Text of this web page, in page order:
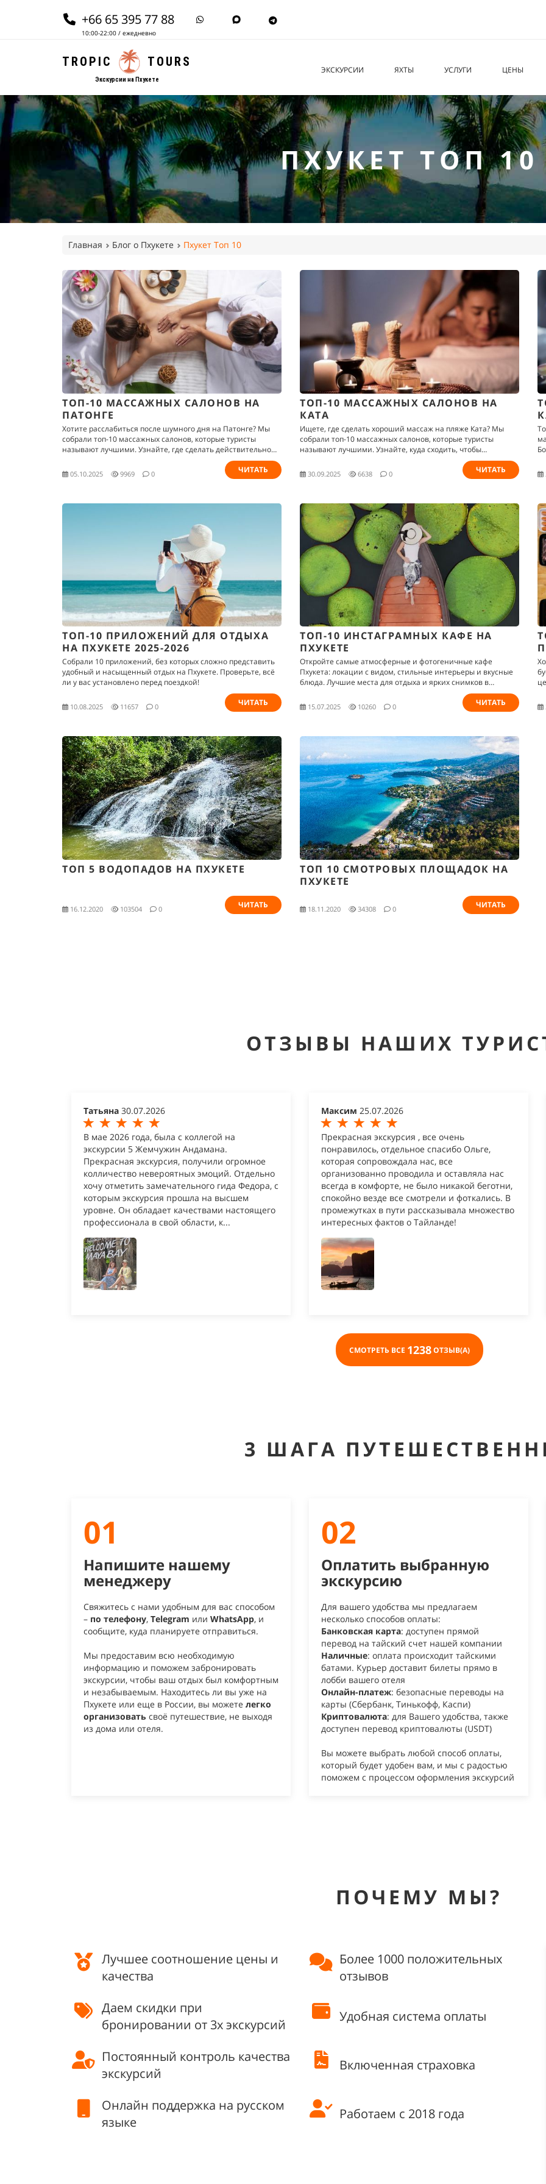
+66 65 395 77 88
10:00-22:00 / ежедневно
TROPIC TOURS
Экскурсии на Пхукете
ЭКСКУРСИИ ЯХТЫ УСЛУГИ ЦЕНЫ
ПХУКЕТ ТОП 10
Главная Блог о Пхукете Пхукет Топ 10
ТОП-10 МАССАЖНЫХ САЛОНОВ НА
ПАТОНГЕ
Хотите расслабиться после шумного дня на Патонге? Мы
собрали топ-10 массажных салонов, которые туристы
называют лучшими. Узнайте, где сделать действительно
качественный массаж и зарядиться энергией перед новым
днём отдыха.
05.10.2025 9969 0 ЧИТАТЬ
ТОП-10 МАССАЖНЫХ САЛОНОВ НА
КАТА
Ищете, где сделать хороший массаж на пляже Ката? Мы
собрали топ-10 массажных салонов, которые туристы
называют лучшими. Узнайте, куда сходить, чтобы
расслабиться после пляжа и насладиться настоящим
тайским массажем в уютной обстановке.
30.09.2025 6638 0 ЧИТАТЬ
ТОП-10 ПРИЛОЖЕНИЙ ДЛЯ ОТДЫХА
НА ПХУКЕТЕ 2025-2026
Собрали 10 приложений, без которых сложно представить
удобный и насыщенный отдых на Пхукете. Проверьте, всё
ли у вас установлено перед поездкой!
10.08.2025 11657 0 ЧИТАТЬ
ТОП-10 ИНСТАГРАМНЫХ КАФЕ НА
ПХУКЕТЕ
Откройте самые атмосферные и фотогеничные кафе
Пхукета: локации с видом, стильные интерьеры и вкусные
блюда. Лучшие места для отдыха и ярких снимков в
15.07.2025 10260 0 ЧИТАТЬ
ТОП 5 ВОДОПАДОВ НА ПХУКЕТЕ
16.12.2020 103504 0 ЧИТАТЬ
ТОП 10 СМОТРОВЫХ ПЛОЩАДОК НА
ПХУКЕТЕ
18.11.2020 34308 0 ЧИТАТЬ
ОТЗЫВЫ НАШИХ
Татьяна 30.07.2026
В мае 2026 года, была с коллегой на
экскурсии 5 Жемчужин Андамана.
Прекрасная экскурсия, получили огромное
колличество невероятных эмоций. Отдельно
хочу отметить замечательного гида Федора, с
которым экскурсия прошла на высшем
уровне. Он обладает качествами настоящего
профессионала в свой области, к...
Максим 25.07.2026
Прекрасная экскурсия , все очень
понравилось, отдельное спасибо Ольге,
которая сопровождала нас, все
организованно проводила и оставляла нас
всегда в комфорте, не было никакой беготни,
спокойно везде все смотрели и фоткались. В
промежутках в пути рассказывала множество
интересных фактов о Тайланде!
СМОТРЕТЬ ВСЕ 1238ОТЗЫВ(А)
3 ШАГА
01
Напишите нашему
менеджеру
Свяжитесь с нами удобным для вас способом
– по телефону, Telegram или WhatsApp, и
сообщите, куда планируете отправиться.
Мы предоставим всю необходимую
информацию и поможем забронировать
экскурсии, чтобы ваш отдых был комфортным
и незабываемым. Находитесь ли вы уже на
Пхукете или еще в России, вы можете легко
организовать своё путешествие, не выходя
из дома или отеля.
02
Оплатить выбранную
экскурсию
Для вашего удобства мы предлагаем
несколько способов оплаты:
Банковская карта: доступен прямой
перевод на тайский счет нашей компании
Наличные: оплата происходит тайскими
батами. Курьер доставит билеты прямо в
лобби вашего отеля
Онлайн-платеж: безопасные переводы на
карты (Сбербанк, Тинькофф, Каспи)
Криптовалюта: для Вашего удобства, также
доступен перевод криптовалюты (USDT)
Вы можете выбрать любой способ оплаты,
который будет удобен вам, и мы с радостью
поможем с процессом оформления экскурсий
ПОЧЕМУ МЫ?
Лучшее соотношение цены и
качества
Более 1000 положительных
отзывов
Даем скидки при
бронировании от 3х экскурсий
Удобная система оплаты
Постоянный контроль качества
экскурсий
Включенная страховка
Онлайн поддержка на русском
языке
Работаем с 2018 года